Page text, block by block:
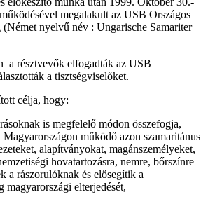
megalakult az USB Országos
(Német nyelvű név : Ungarische Samariter
a résztvevők elfogadták az USB
a tisztségviselőket.
célja, hogy:
is megfelelő módon összefogja,
működő azon szamaritánus
alapítványokat, magánszemélyeket,
hovatartozásra, nemre, bőrszínre
a rászorulóknak és elősegítik a
magyarországi elterjedését,